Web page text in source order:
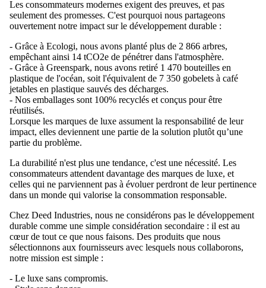
Les consommateurs modernes exigent des preuves, et pas
seulement des promesses. C'est pourquoi nous partageons
ouvertement notre impact sur le développement durable :
- Grâce à Ecologi, nous avons planté plus de 2 866 arbres,
empêchant ainsi 14 tCO2e de pénétrer dans l'atmosphère.
- Grâce à Greenspark, nous avons retiré 1 470 bouteilles en
plastique de l'océan, soit l'équivalent de 7 350 gobelets à café
jetables en plastique sauvés des décharges.
- Nos emballages sont 100% recyclés et conçus pour être
réutilisés.
Lorsque les marques de luxe assument la responsabilité de leur
impact, elles deviennent une partie de la solution plutôt qu’une
partie du problème.
La durabilité n'est plus une tendance, c'est une nécessité. Les
consommateurs attendent davantage des marques de luxe, et
celles qui ne parviennent pas à évoluer perdront de leur pertinence
dans un monde qui valorise la consommation responsable.
Chez Deed Industries, nous ne considérons pas le développement
durable comme une simple considération secondaire : il est au
cœur de tout ce que nous faisons. Des produits que nous
sélectionnons aux fournisseurs avec lesquels nous collaborons,
notre mission est simple :
- Le luxe sans compromis.